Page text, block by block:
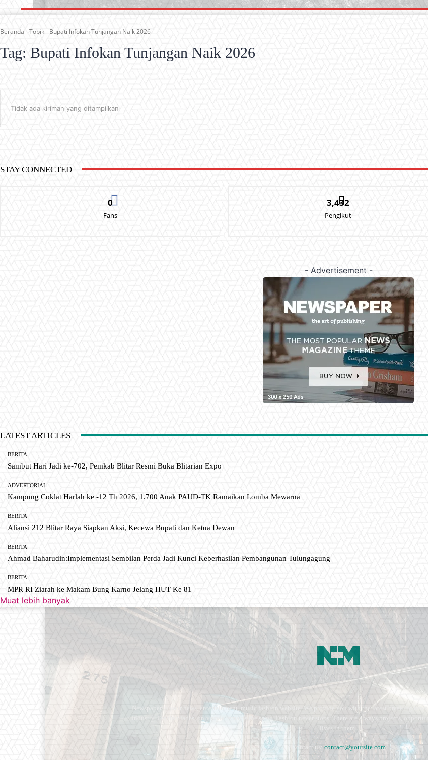
Beranda Topik Bupati Infokan Tunjangan Naik 2026
Tag: Bupati Infokan Tunjangan Naik 2026
Tidak ada kiriman yang ditampilkan
STAY CONNECTED
0
Fans
3,432
Pengikut
- Advertisement -
LATEST ARTICLES
BERITA
Sambut Hari Jadi ke-702, Pemkab Blitar Resmi Buka Blitarian Expo
ADVERTORIAL
Kampung Coklat Harlah ke -12 Th 2026, 1.700 Anak PAUD-TK Ramaikan Lomba Mewarna
BERITA
Aliansi 212 Blitar Raya Siapkan Aksi, Kecewa Bupati dan Ketua Dewan
BERITA
Ahmad Baharudin:Implementasi Sembilan Perda Jadi Kunci Keberhasilan Pembangunan Tulungagung
BERITA
MPR RI Ziarah ke Makam Bung Karno Jelang HUT Ke 81
Muat lebih banyak
Newspaper is your news, entertainment, music fashion website. We provide you with the latest breaking
industry. Fashion fades, only style remains the same. Fashion never stops. There are always projects,
lives in them.
Contact us: contact@yoursite.com